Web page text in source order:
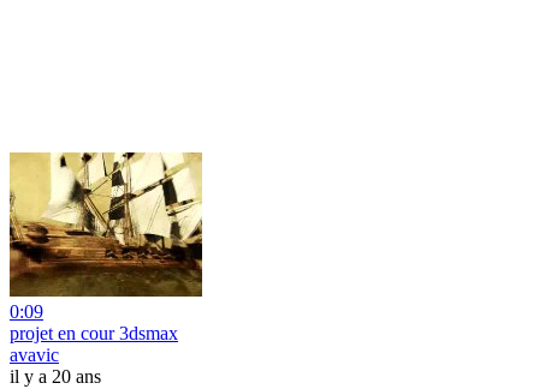
0:09
projet en cour 3dsmax
avavic
il y a 20 ans